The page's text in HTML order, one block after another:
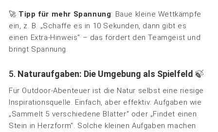
🚀 Tipp für mehr Spannung: Baue kleine Wettkämpfe
ein, z. B. „Schaffe es in 10 Sekunden, dann gibt es
einen Extra-Hinweis“ – das fördert den Teamgeist und
bringt Spannung.
5. Naturaufgaben: Die Umgebung als Spielfeld 🍃
Für Outdoor-Abenteuer ist die Natur selbst eine riesige
Inspirationsquelle. Einfach, aber effektiv: Aufgaben wie
„Sammelt 5 verschiedene Blätter“ oder „Findet einen
Stein in Herzform“. Solche kleinen Aufgaben machen